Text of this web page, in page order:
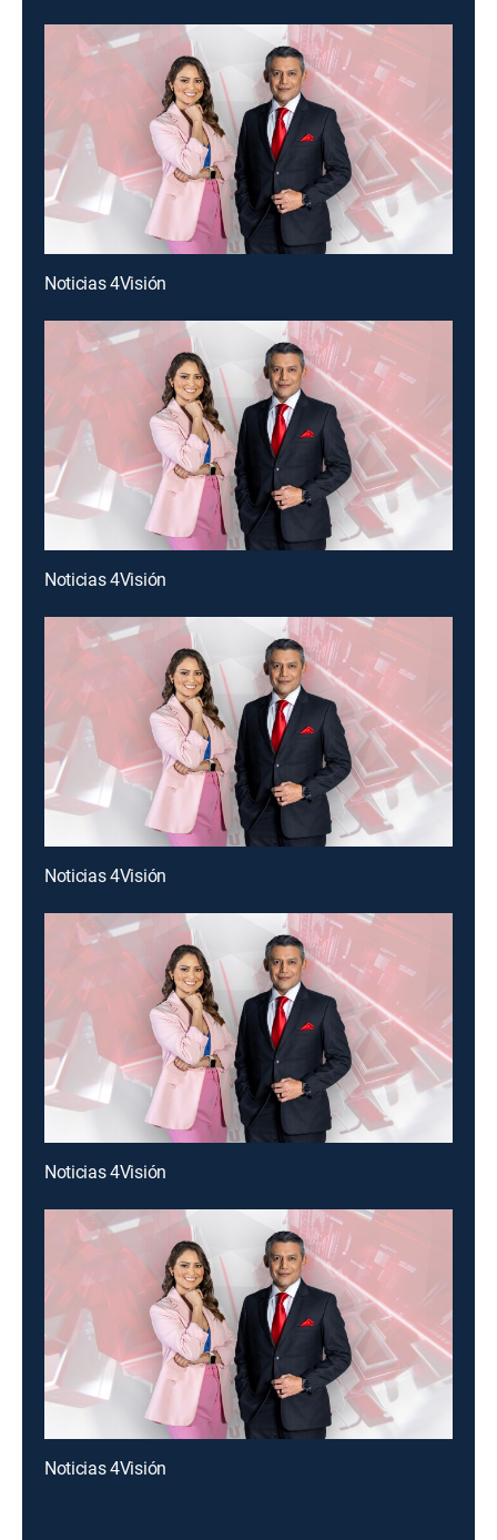
Noticias 4Visión
Noticias 4Visión
Noticias 4Visión
Noticias 4Visión
Noticias 4Visión